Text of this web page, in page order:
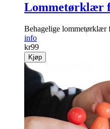
Lommetørklær
Behagelige lommetørklær
info
kr99
Kjøp